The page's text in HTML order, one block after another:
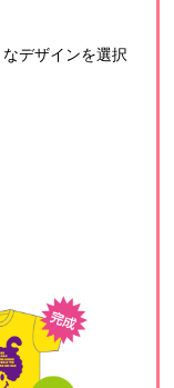
デザインを選択